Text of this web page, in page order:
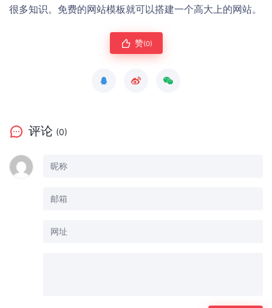
很多知识。免费的网站模板就可以搭建一个高大上的网站。
赞(0)
评论 (0)